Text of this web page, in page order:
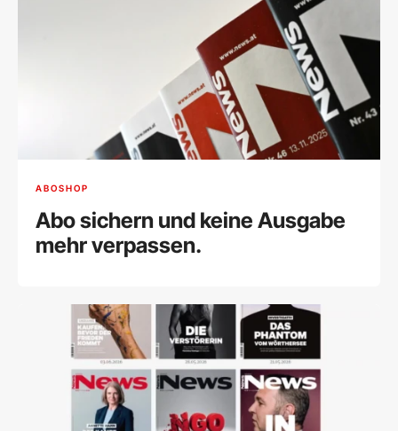
ABOSHOP
Abo sichern und keine Ausgabe
mehr verpassen.